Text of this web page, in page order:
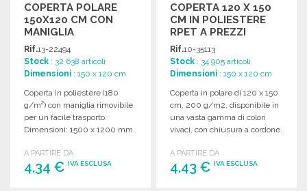
COPERTA POLARE
150X120 CM CON
MANIGLIA
Rif.13-22494
Stock : 32 638 articoli
Dimensioni : 150 x 120 cm
Coperta in poliestere (180
g/m²) con maniglia rimovibile
per un facile trasporto.
Dimensioni: 1500 x 1200 mm.
A PARTIRE DA
4,34 € IVA ESCLUSA
COPERTA 120 X 150
CM IN POLIESTERE
RPET A PREZZI
ALL'INGROSSO
Rif.10-35113
Stock : 34 905 articoli
Dimensioni : 150 x 120 cm
Coperta in polare di 120 x 150
cm, 200 g/m2, disponibile in
una vasta gamma di colori
vivaci, con chiusura a cordone.
A PARTIRE DA
4,43 €IVA ESCLUSA